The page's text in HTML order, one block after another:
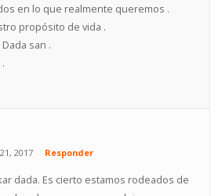
en lo que realmente queremos .
propósito de vida .
san .
2017
Responder
dada. Es cierto estamos rodeados de